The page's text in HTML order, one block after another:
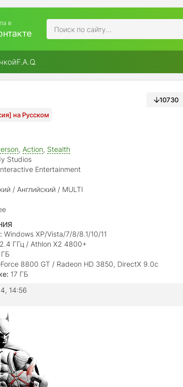
в
F.A.Q.
на Русском
10730
, Action, Stealth
Studios
Entertainment
/ Английский / MULTI
Windows XP/Vista/7/8/8.1/10/11
ГГц / Athlon X2 4800+
8800 GT / Radeon HD 3850, DirectX 9.0с
17 ГБ
14:56